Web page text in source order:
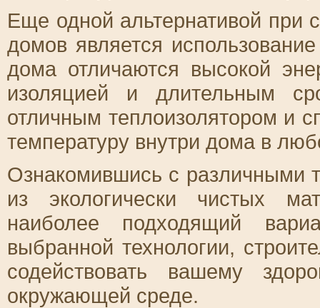
Еще одной альтернативой при
домов является
дома отличаются высокой
изоляцией и длительным
отличным теплоизолятором и
температуру внутри дома в
Ознакомившись с различными
из экологически чистых
наиболее подходящий
выбранной технологии,
содействовать вашему
окружающей среде.